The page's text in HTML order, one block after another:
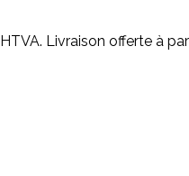
Livraison offerte à